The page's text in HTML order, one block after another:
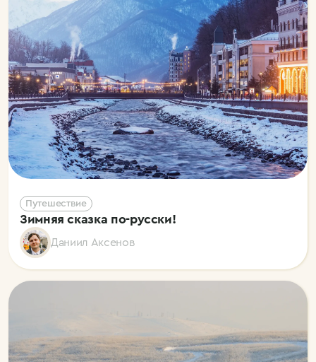
Путешествие
Зимняя сказка по-русски!
Даниил Аксенов